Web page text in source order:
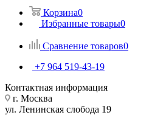
Корзина0
Избранные товары0
Сравнение товаров0
+7 964 519-43-19
Контактная информация
г. Москва
ул. Ленинская слобода 19